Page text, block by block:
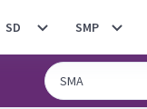
SD SMP